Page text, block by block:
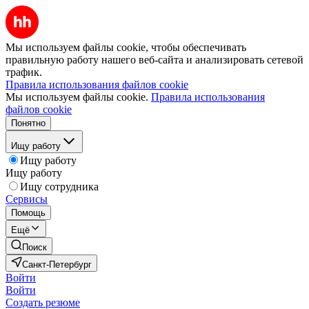
Мы используем файлы cookie, чтобы обеспечивать
правильную работу нашего веб-сайта и анализировать сетевой
трафик.
Правила использования файлов cookie
Мы используем файлы cookie. Правила использования
файлов cookie
Понятно
Ищу работу
Ищу работу
Ищу работу
Ищу сотрудника
Сервисы
Помощь
Ещё
Поиск
Санкт-Петербург
Войти
Войти
Создать резюме